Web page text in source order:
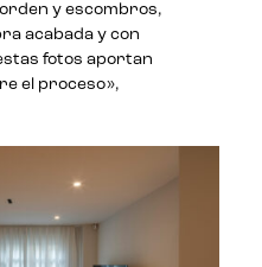
y escombros,
acabada y con
fotos aportan
el proceso»,